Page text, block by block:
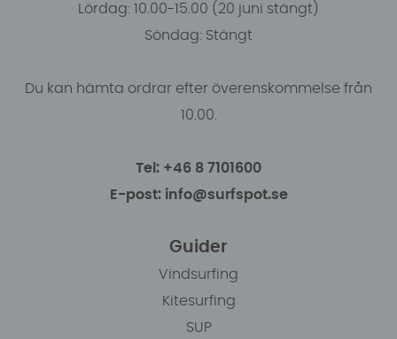
Lördag: 10.00-15.00 (20 juni stängt)
Söndag: Stängt
Du kan hämta ordrar efter överenskommelse från
10.00.
Tel: +46 8 7101600
E-post: info@surfspot.se
Guider
Vindsurfing
Kitesurfing
SUP